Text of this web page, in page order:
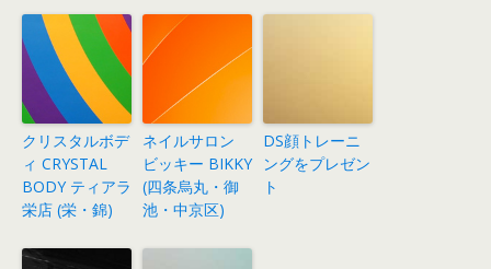
クリスタルボデ
ィ CRYSTAL
BODY ティアラ
栄店 (栄・錦)
ネイルサロン
ビッキー BIKKY
(四条烏丸・御
池・中京区)
DS顔トレーニ
ングをプレゼン
ト